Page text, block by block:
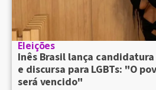
Eleições
Inês Brasil lança
e discursa para LGBTs: "O
será vencido"